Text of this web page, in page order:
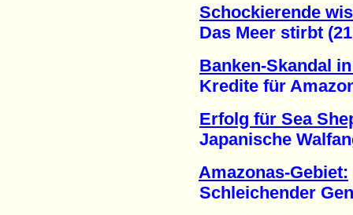
Schockierende
Das Meer stirbt
Banken-Skandal
Kredite für
Erfolg für Sea
Japanische
Amazonas-Gebiet:
Schleichender